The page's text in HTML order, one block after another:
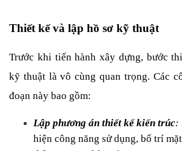
Thiết kế và lập hồ sơ kỹ thuật
Trước khi tiến hành xây dựng, bước
kỹ thuật là vô cùng quan trọng. Các
đoạn này bao gồm:
Lập phương án thiết kế kiến trúc:
hiện công năng sử dụng, bố trí